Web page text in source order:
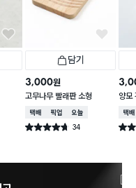
담기
3,000원
고무나무 빨래판 소형
택배배송매장픽업오늘배송
별점 4.7점 34
건 작성
양모
택배
별점